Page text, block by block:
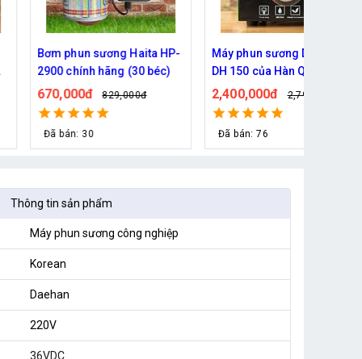
Bơm phun sương Daehan
DH 6017 hỗ trợ từ 5 - 20 béc
690,000đ 800,000đ
Đã bán: 80
Bơm phun sương Haita HP
2700 chính hãng
590,000đ 690,000đ
Đã bán: 53
Thông tin sản phẩm
Máy phun sương công nghiệp
Korean
Daehan
220V
36VDC